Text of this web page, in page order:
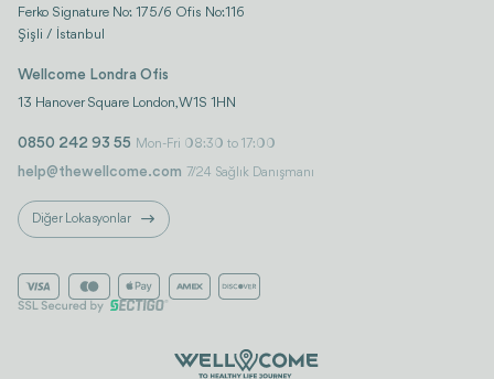
Ferko Signature No: 175/6 Ofis No:116
Şişli / İstanbul
Wellcome Londra Ofis
13 Hanover Square London, W1S 1HN
0850 242 93 55 Mon-Fri 08:30 to 17:00
help@thewellcome.com 7/24 Sağlık Danışmanı
Diğer Lokasyonlar